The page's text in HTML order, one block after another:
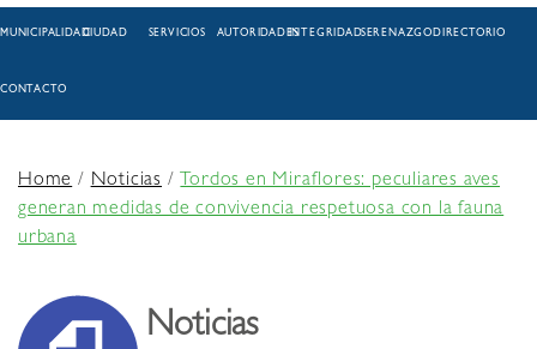
MUNICIPALIDADCIUDAD SERVICIOS AUTORIDADESINTEGRIDADSERENAZGODIRECTORIO
CONTACTO
Home/Noticias /Tordos en Miraflores: peculiares aves
generan medidas de convivencia respetuosa con la fauna
urbana
Noticias